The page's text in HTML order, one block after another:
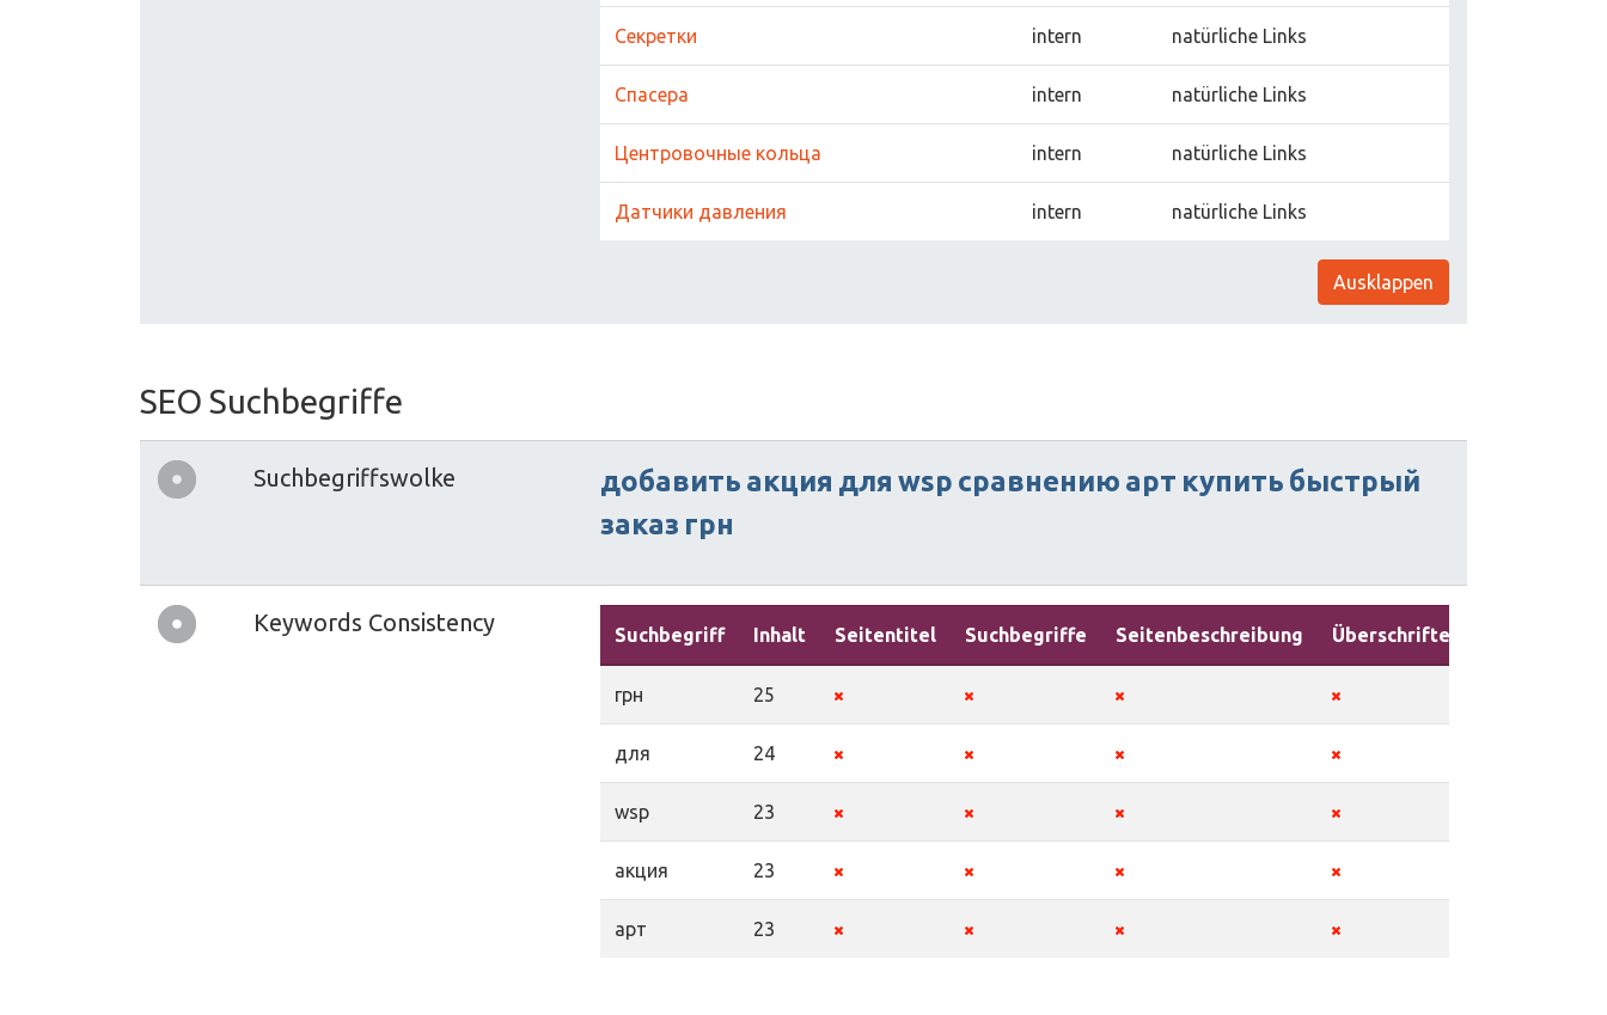
Секретки intern natürliche Links
Спасера intern natürliche Links
Центровочные кольца intern natürliche Links
Датчики давления intern natürliche Links
Ausklappen
SEO Suchbegriffe
Suchbegriffswolke добавить акция для wsp сравнению арт купить быстрый
заказ грн
Keywords Consistency Suchbegriff Inhalt Seitentitel Suchbegriffe Seitenbeschreibung Überschriften
грн 25
для 24
wsp 23
акция 23
арт 23